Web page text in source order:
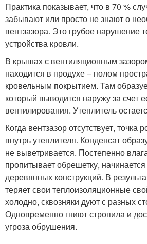
Практика показывает, что в 70 %
забывают или просто не знают о
вентзазора. Это грубое нарушение
устройства кровли.
В крышах с вентиляционным
находится в продухе – полом
кровельным покрытием. Там
который выводится наружу за счет
вентилирования. Утеплитель
Когда вентзазор отсутствует, точка
внутрь утеплителя. Конденсат
не выветривается. Постепенно
пропитывает обрешетку,
деревянных конструкций. В
теряет свои теплоизоляционные
холодно, сквозняки дуют с разных
Одновременно гниют стропила и
угроза обрушения.